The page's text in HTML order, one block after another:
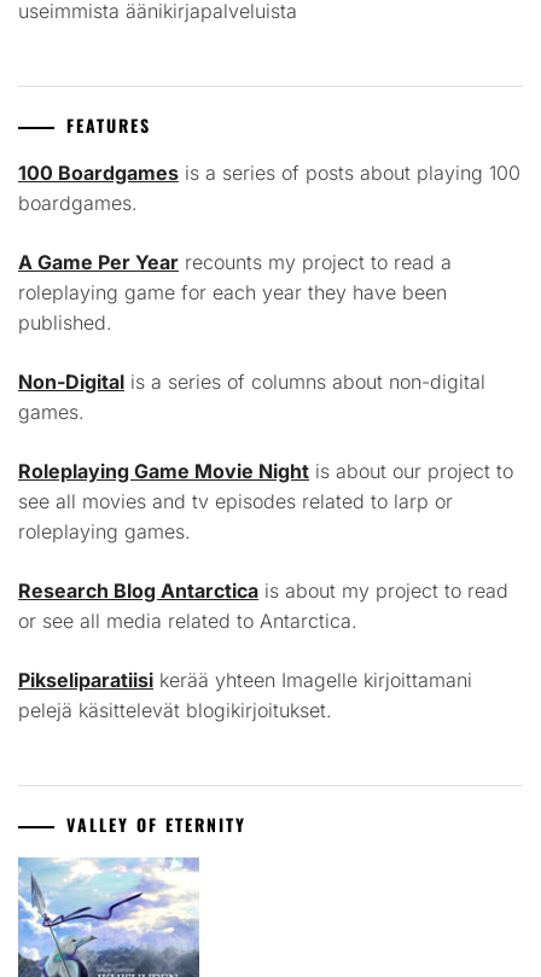
useimmista äänikirjapalveluista
FEATURES
100 Boardgames is a series of posts about playing 100
boardgames.
A Game Per Year recounts my project to read a
roleplaying game for each year they have been
published.
Non-Digital is a series of columns about non-digital
games.
Roleplaying Game Movie Night is about our project to
see all movies and tv episodes related to larp or
roleplaying games.
Research Blog Antarctica is about my project to read
or see all media related to Antarctica.
Pikseliparatiisi kerää yhteen Imagelle kirjoittamani
pelejä käsittelevät blogikirjoitukset.
VALLEY OF ETERNITY